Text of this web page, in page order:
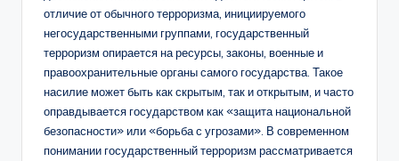
отличие от обычного терроризма, инициируемого
негосударственными группами, государственный
терроризм опирается на ресурсы, законы, военные и
правоохранительные органы самого государства. Такое
насилие может быть как скрытым, так и открытым, и часто
оправдывается государством как «защита национальной
безопасности» или «борьба с угрозами». В современном
понимании государственный терроризм рассматривается